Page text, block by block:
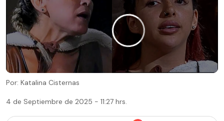
Por: Katalina Cisternas
4 de Septiembre de 2025 - 11:27 hrs.